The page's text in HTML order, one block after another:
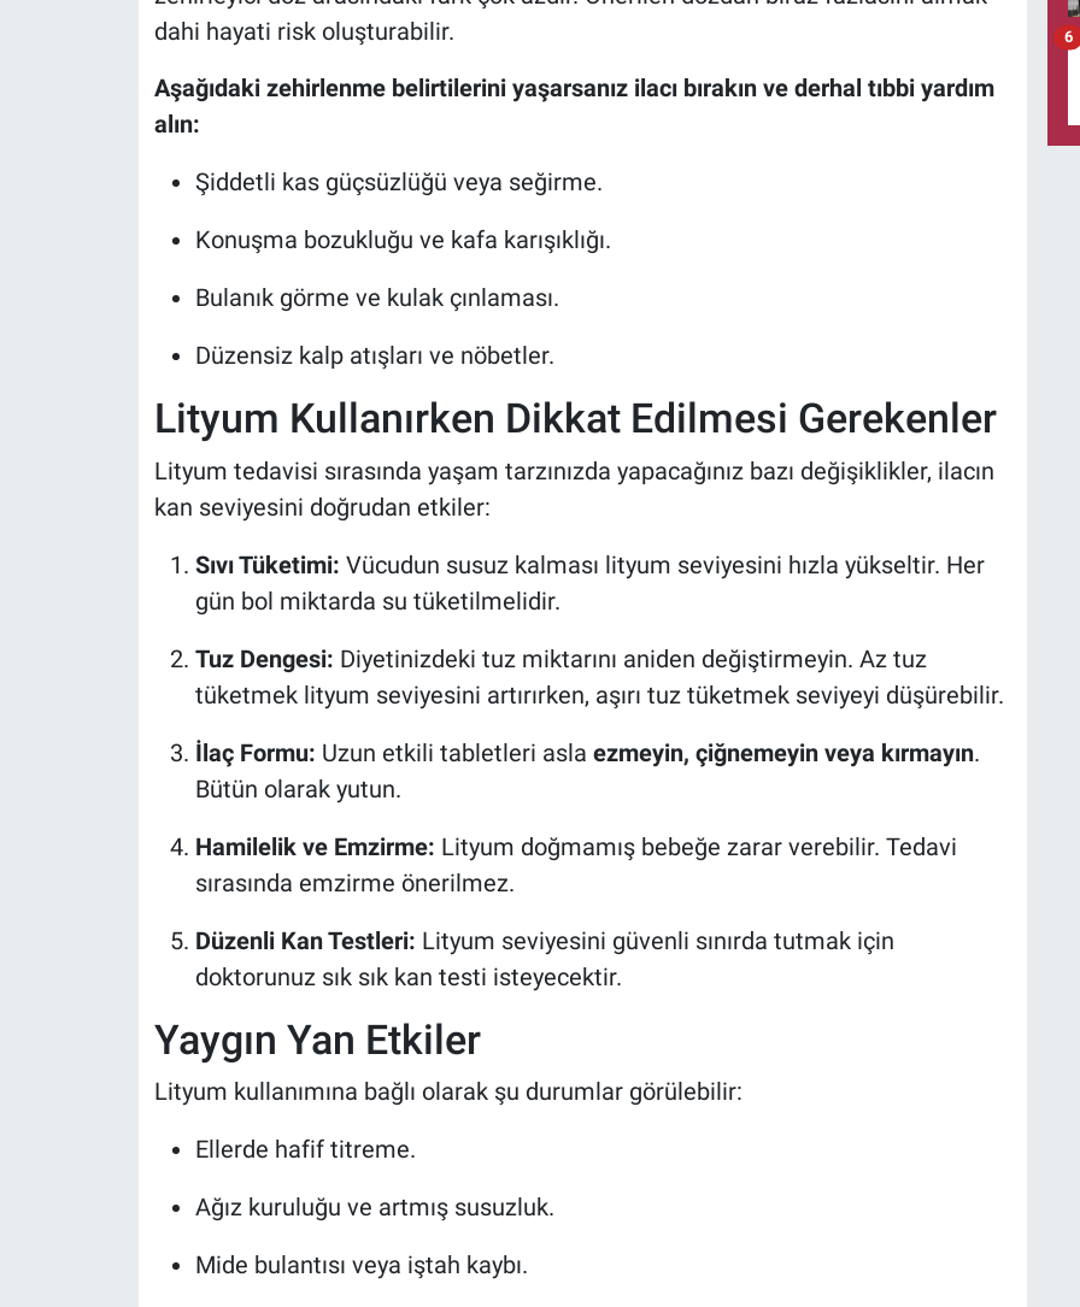
dahi hayati risk oluşturabilir.
Aşağıdaki zehirlenme belirtilerini yaşarsanız ilacı bırakın ve derhal tıbbi yardım
alın:
Şiddetli kas güçsüzlüğü veya seğirme.
Konuşma bozukluğu ve kafa karışıklığı.
Bulanık görme ve kulak çınlaması.
Düzensiz kalp atışları ve nöbetler.
Lityum Kullanırken Dikkat Edilmesi Gerekenler
Lityum tedavisi sırasında yaşam tarzınızda yapacağınız bazı değişiklikler, ilacın
kan seviyesini doğrudan etkiler:
Sıvı Tüketimi: Vücudun susuz kalması lityum seviyesini hızla yükseltir. Her
gün bol miktarda su tüketilmelidir.
Tuz Dengesi: Diyetinizdeki tuz miktarını aniden değiştirmeyin. Az tuz
tüketmek lityum seviyesini artırırken, aşırı tuz tüketmek seviyeyi düşürebilir.
İlaç Formu: Uzun etkili tabletleri asla ezmeyin, çiğnemeyin veya kırmayın.
Bütün olarak yutun.
Hamilelik ve Emzirme: Lityum doğmamış bebeğe zarar verebilir. Tedavi
sırasında emzirme önerilmez.
Düzenli Kan Testleri: Lityum seviyesini güvenli sınırda tutmak için
doktorunuz sık sık kan testi isteyecektir.
Yaygın Yan Etkiler
Lityum kullanımına bağlı olarak şu durumlar görülebilir:
Ellerde hafif titreme.
Ağız kuruluğu ve artmış susuzluk.
Mide bulantısı veya iştah kaybı.
6